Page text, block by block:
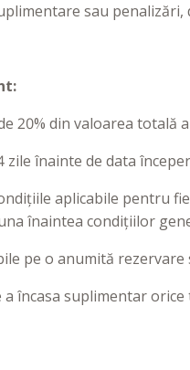
sau
20% din valoarea totală
zile înainte de data
aplicabile pentru
înaintea condițiilor
pe o anumită
încasa suplimentar